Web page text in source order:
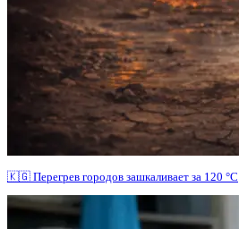
🇰🇬 Перегрев городов зашкаливает за 120 °C